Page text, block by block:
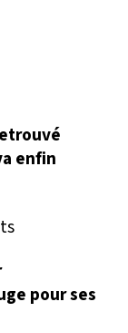
enfin
pour ses